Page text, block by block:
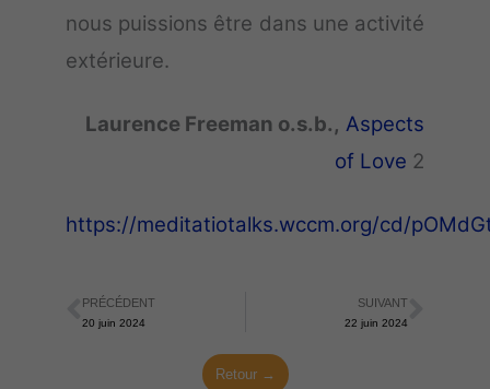
nous puissions être dans une activité
extérieure.
Laurence Freeman o.s.b., Aspects
of Love 2
https://meditatiotalks.wccm.org/cd/
Précédent
PRÉCÉDENT
20 juin 2024
SUIVANT
22 juin 2024
Retour →